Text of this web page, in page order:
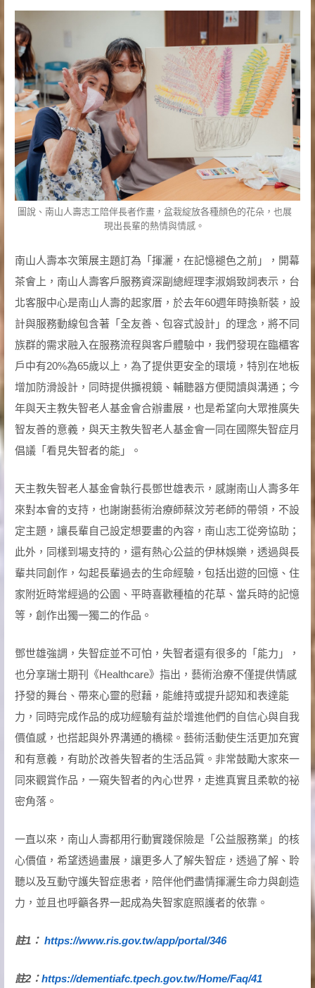
圖說、南山人壽志工陪伴長者作畫，盆栽綻放各種顏色的花朵，也展
現出長輩的熱情與情感。
南山人壽本次策展主題訂為「揮灑，在記憶褪色之前」，開幕
茶會上，南山人壽客戶服務資深副總經理李淑娟致詞表示，台
北客服中心是南山人壽的起家厝，於去年60週年時換新裝，設
計與服務動線包含著「全友善、包容式設計」的理念，將不同
族群的需求融入在服務流程與客戶體驗中，我們發現在臨櫃客
戶中有20%為65歲以上，為了提供更安全的環境，特別在地板
增加防滑設計，同時提供擴視鏡、輔聽器方便閱讀與溝通；今
年與天主教失智老人基金會合辦畫展，也是希望向大眾推廣失
智友善的意義，與天主教失智老人基金會一同在國際失智症月
倡議「看見失智者的能」。
天主教失智老人基金會執行長鄧世雄表示，感謝南山人壽多年
來對本會的支持，也謝謝藝術治療師蔡汶芳老師的帶領，不設
定主題，讓長輩自己設定想要畫的內容，南山志工從旁協助；
此外，同樣到場支持的，還有熱心公益的伊林娛樂，透過與長
輩共同創作，勾起長輩過去的生命經驗，包括出遊的回憶、住
家附近時常經過的公園、平時喜歡種植的花草、當兵時的記憶
等，創作出獨一獨二的作品。
鄧世雄強調，失智症並不可怕，失智者還有很多的「能力」，
也分享瑞士期刊《Healthcare》指出，藝術治療不僅提供情感
抒發的舞台、帶來心靈的慰藉，能維持或提升認知和表達能
力，同時完成作品的成功經驗有益於增進他們的自信心與自我
價值感，也搭起與外界溝通的橋樑。藝術活動使生活更加充實
和有意義，有助於改善失智者的生活品質。非常鼓勵大家來一
同來觀賞作品，一窺失智者的內心世界，走進真實且柔軟的祕
密角落。
一直以來，南山人壽都用行動實踐保險是「公益服務業」的核
心價值，希望透過畫展，讓更多人了解失智症，透過了解、聆
聽以及互動守護失智症患者，陪伴他們盡情揮灑生命力與創造
力，並且也呼籲各界一起成為失智家庭照護者的依靠。
註1： https://www.ris.gov.tw/app/portal/346
註2：https://dementiafc.tpech.gov.tw/Home/Faq/41